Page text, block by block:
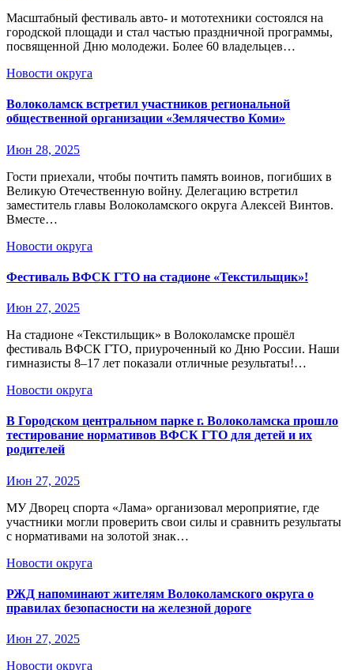
Масштабный фестиваль авто- и мототехники состоялся на
городской площади и стал частью праздничной программы,
посвященной Дню молодежи. Более 60 владельцев…
Новости округа
Волоколамск встретил участников региональной
общественной организации «Землячество Коми»
Июн 28, 2025
Гости приехали, чтобы почтить память воинов, погибших в
Великую Отечественную войну. Делегацию встретил
заместитель главы Волоколамского округа Алексей Винтов.
Вместе…
Новости округа
Фестиваль ВФСК ГТО на стадионе «Текстильщик»!
Июн 27, 2025
На стадионе «Текстильщик» в Волоколамске прошёл
фестиваль ВФСК ГТО, приуроченный ко Дню России. Наши
гимназисты 8–17 лет показали отличные результаты!…
Новости округа
В Городском центральном парке г. Волоколамска прошло
тестирование нормативов ВФСК ГТО для детей и их
родителей
Июн 27, 2025
МУ Дворец спорта «Лама» организовал мероприятие, где
участники могли проверить свои силы и сравнить результаты
с нормативами на золотой знак…
Новости округа
РЖД напоминают жителям Волоколамского округа о
правилах безопасности на железной дороге
Июн 27, 2025
Новости округа